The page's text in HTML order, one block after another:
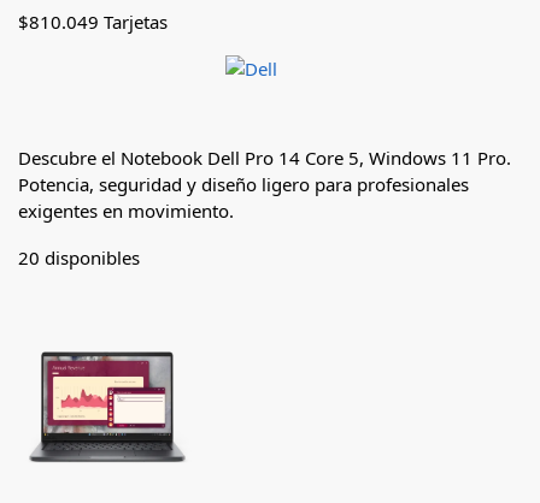
$810.049 Tarjetas
Descubre el Notebook Dell Pro 14 Core 5, Windows 11 Pro.
Potencia, seguridad y diseño ligero para profesionales
exigentes en movimiento.
20 disponibles